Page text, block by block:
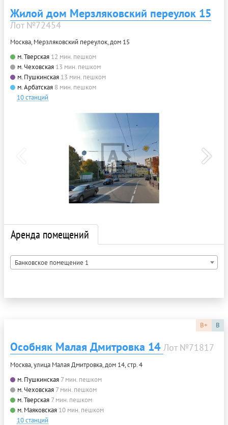
Жилой дом Мерзляковский переулок 15
Лот №72454
Москва, Мерзляковский переулок, дом 15
м. Тверская 12 мин. пешком
м. Чеховская 13 мин. пешком
м. Пушкинская 13 мин. пешком
м. Арбатская 8 мин. пешком
10 станций
Аренда помещений
Банковское помещение 1
B+ B
Особняк Малая Дмитровка 14 Лот №71817
Москва, улица Малая Дмитровка, дом 14, стр. 4
м. Пушкинская 7 мин. пешком
м. Чеховская 7 мин. пешком
м. Тверская 7 мин. пешком
м. Маяковская 10 мин. пешком
10 станций